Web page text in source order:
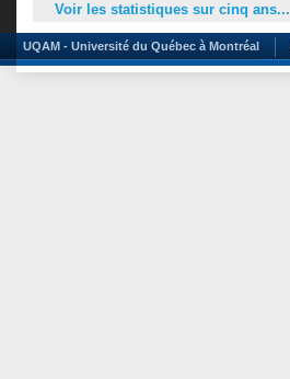
Voir les statistiques sur cinq ans...
UQAM - Université du Québec à Montréal